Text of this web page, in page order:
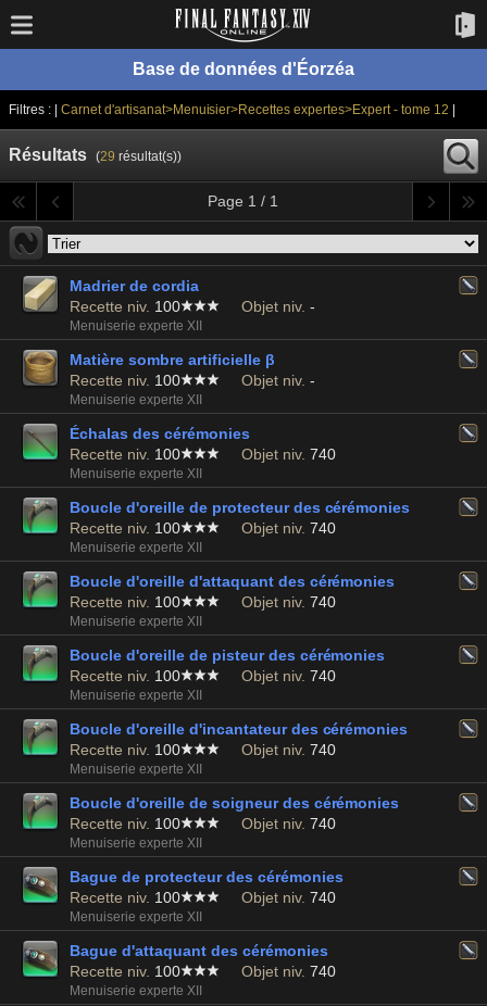
Base de données d'Éorzéa
Filtres : | Carnet d'artisanat>Menuisier>Recettes expertes>Expert - tome 12
Résultats (29 résultat(s))
Page 1 / 1
Madrier de cordia
Recette niv. 100 Objet niv. -
Menuiserie experte XII
Matière sombre artificielle β
Recette niv. 100 Objet niv. -
Menuiserie experte XII
Échalas des cérémonies
Recette niv. 100 Objet niv. 740
Menuiserie experte XII
Boucle d'oreille de protecteur des cérémonies
Recette niv. 100 Objet niv. 740
Menuiserie experte XII
Boucle d'oreille d'attaquant des cérémonies
Recette niv. 100 Objet niv. 740
Menuiserie experte XII
Boucle d'oreille de pisteur des cérémonies
Recette niv. 100 Objet niv. 740
Menuiserie experte XII
Boucle d'oreille d'incantateur des cérémonies
Recette niv. 100 Objet niv. 740
Menuiserie experte XII
Boucle d'oreille de soigneur des cérémonies
Recette niv. 100 Objet niv. 740
Menuiserie experte XII
Bague de protecteur des cérémonies
Recette niv. 100 Objet niv. 740
Menuiserie experte XII
Bague d'attaquant des cérémonies
Recette niv. 100 Objet niv. 740
Menuiserie experte XII